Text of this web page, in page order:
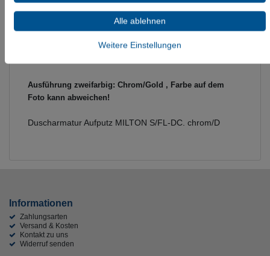
Informationen zur Produktsicherheit
Ausführung zweifarbig: Chrom/Gold , Farbe auf dem
Foto kann abweichen!
Duscharmatur Aufputz MILTON S/FL-DC. chrom/D
Informationen
Zahlungsarten
Versand & Kosten
Kontakt zu uns
Widerruf senden
Alle ablehnen
Weitere Einstellungen